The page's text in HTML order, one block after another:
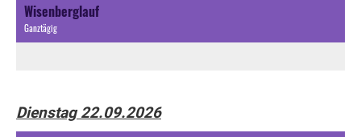
Wisenberglauf
Ganztägig
Dienstag 22.09.2026